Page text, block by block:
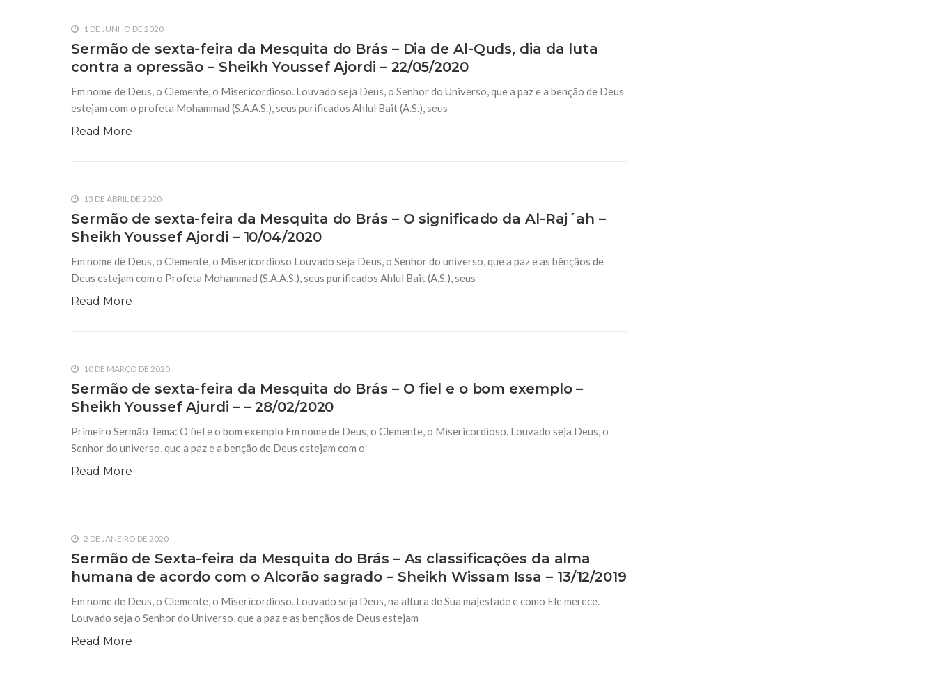
1 DE JUNHO DE 2020
Sermão de sexta-feira da Mesquita do Brás – Dia de Al-Quds, dia da luta
contra a opressão – Sheikh Youssef Ajordi – 22/05/2020
Em nome de Deus, o Clemente, o Misericordioso. Louvado seja Deus, o Senhor do Universo, que a paz e a benção de Deus
estejam com o profeta Mohammad (S.A.A.S.), seus purificados Ahlul Bait (A.S.), seus
Read More
13 DE ABRIL DE 2020
Sermão de sexta-feira da Mesquita do Brás – O significado da Al-Raj´ah –
Sheikh Youssef Ajordi – 10/04/2020
Em nome de Deus, o Clemente, o Misericordioso Louvado seja Deus, o Senhor do universo, que a paz e as bênçãos de
Deus estejam com o Profeta Mohammad (S.A.A.S.), seus purificados Ahlul Bait (A.S.), seus
Read More
10 DE MARÇO DE 2020
Sermão de sexta-feira da Mesquita do Brás – O fiel e o bom exemplo –
Sheikh Youssef Ajurdi – – 28/02/2020
Primeiro Sermão Tema: O fiel e o bom exemplo Em nome de Deus, o Clemente, o Misericordioso. Louvado seja Deus, o
Senhor do universo, que a paz e a benção de Deus estejam com o
Read More
2 DE JANEIRO DE 2020
Sermão de Sexta-feira da Mesquita do Brás – As classificações da alma
humana de acordo com o Alcorão sagrado – Sheikh Wissam Issa – 13/12/2019
Em nome de Deus, o Clemente, o Misericordioso. Louvado seja Deus, na altura de Sua majestade e como Ele merece.
Louvado seja o Senhor do Universo, que a paz e as bençãos de Deus estejam
Read More